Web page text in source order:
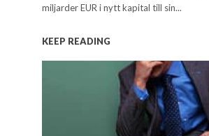
miljarder EUR i nytt kapital till sin...
KEEP READING